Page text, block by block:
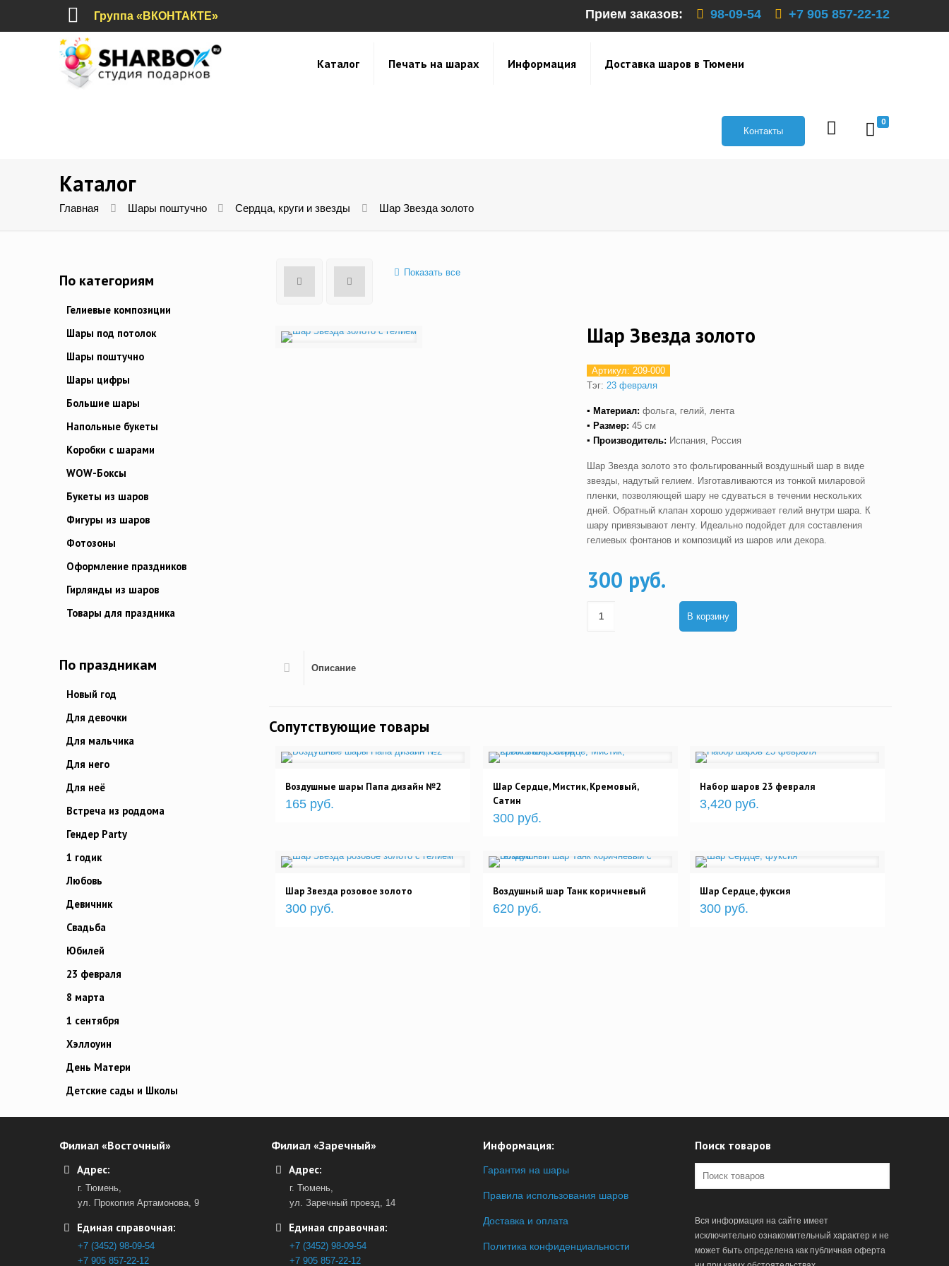
Прием заказов: 98-09-54 +7 905 857-22-12
Группа «ВКОНТАКТЕ»
Каталог Печать на шарах Информация Доставка шаров в Тюмени
0
Контакты
Каталог
Главная Шары поштучно Сердца, круги и звезды Шар Звезда золото
Показать все
Шар Звезда золото
Артикул: 209-000
Тэг: 23 февраля
▪ Материал: фольга, гелий, лента
▪ Размер: 45 см
▪ Производитель: Испания, Россия
Шар Звезда золото это фольгированный воздушный шар в виде
звезды, надутый гелием. Изготавливаются из тонкой миларовой
пленки, позволяющей шару не сдуваться в течении нескольких
дней. Обратный клапан хорошо удерживает гелий внутри шара. К
шару привязывают ленту. Идеально подойдет для составления
гелиевых фонтанов и композиций из шаров или декора.
300 руб.
В корзину
Описание
Сопутствующие товары
Воздушные шары Папа дизайн №2
165 руб.
Шар Сердце, Мистик, Кремовый,
Сатин
300 руб.
Набор шаров 23 февраля
3,420 руб.
Шар Звезда розовое золото
300 руб.
Воздушный шар Танк коричневый
620 руб.
Шар Сердце, фуксия
300 руб.
По категориям
Гелиевые композиции
Шары под потолок
Шары поштучно
Шары цифры
Большие шары
Напольные букеты
Коробки с шарами
WOW-Боксы
Букеты из шаров
Фигуры из шаров
Фотозоны
Оформление праздников
Гирлянды из шаров
Товары для праздника
По праздникам
Новый год
Для девочки
Для мальчика
Для него
Для неё
Встреча из роддома
Гендер Party
1 годик
Любовь
Девичник
Свадьба
Юбилей
23 февраля
8 марта
1 сентября
Хэллоуин
День Матери
Детские сады и Школы
Филиал «Восточный»
Адрес:
г. Тюмень,
ул. Прокопия Артамонова, 9
Единая справочная:
+7 (3452) 98-09-54
+7 905 857-22-12
Филиал «Заречный»
Адрес:
г. Тюмень,
ул. Заречный проезд, 14
Единая справочная:
+7 (3452) 98-09-54
+7 905 857-22-12
Информация:
Гарантия на шары
Правила использования шаров
Доставка и оплата
Политика конфиденциальности
Поиск товаров
Вся информация на сайте имеет
исключительно ознакомительный характер и не
может быть определена как публичная оферта